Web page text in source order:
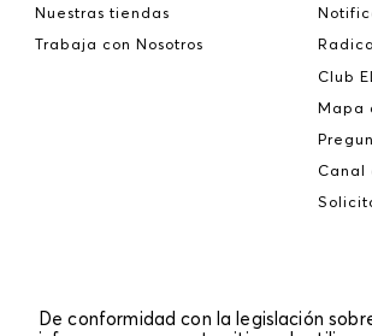
Nuestras tiendas
Trabaja con Nosotros
Club
Mapa
Canal
De conformidad con la legislación